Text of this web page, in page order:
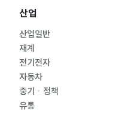
산업
산업일반
재계
전기전자
자동차
중기ㆍ정책
유통